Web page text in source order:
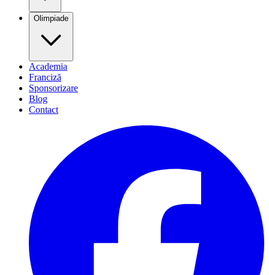
Olimpiade
Academia
Franciză
Sponsorizare
Blog
Contact